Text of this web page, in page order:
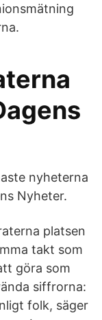
nyheterna
Nyheter.
platsen
takt som
göra som
siffrorna:
folk, säger